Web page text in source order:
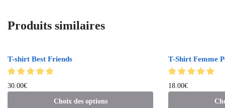
Produits similaires
T-shirt Best Friends
30.00€
Choix des options
T-Shirt Femme
18.00€